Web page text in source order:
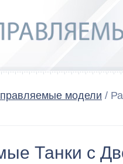
модели /
Танки с